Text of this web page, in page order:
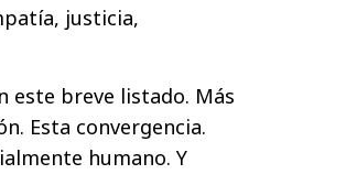
justicia,
este breve listado. Más
Esta convergencia.
humano. Y